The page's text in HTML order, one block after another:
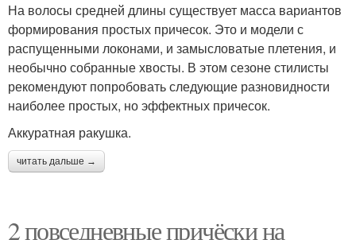
На волосы средней длины существует масса вариантов
формирования простых причесок. Это и модели с
распущенными локонами, и замысловатые плетения, и
необычно собранные хвосты. В этом сезоне стилисты
рекомендуют попробовать следующие разновидности
наиболее простых, но эффектных причесок.
Аккуратная ракушка.
читать дальше →
2 повседневные причёски на